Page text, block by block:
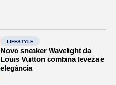
LIFESTYLE
Novo sneaker Wavelight da
Louis Vuitton combina leveza e
elegância